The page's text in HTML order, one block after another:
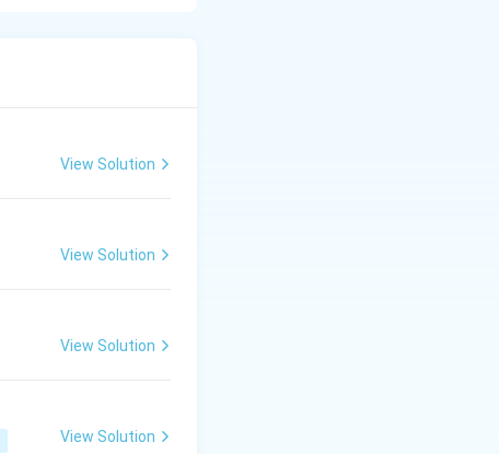
View Solution
View Solution
View Solution
View Solution